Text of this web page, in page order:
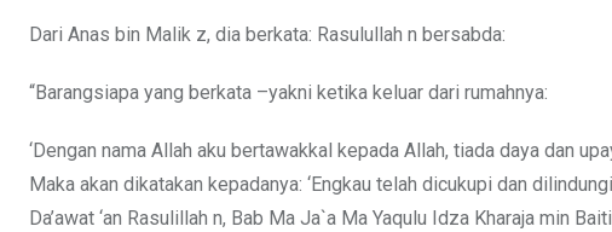
Dari Anas bin Malik z, dia berkata: Rasulullah n bersabda:
“Barangsiapa yang berkata –yakni ketika keluar dari rumahnya:
‘Dengan nama Allah aku bertawakkal kepada Allah, tiada daya dan
Maka akan dikatakan kepadanya: ‘Engkau telah dicukupi dan
Da’awat ‘an Rasulillah n, Bab Ma Ja`a Ma Yaqulu Idza Kharaja min